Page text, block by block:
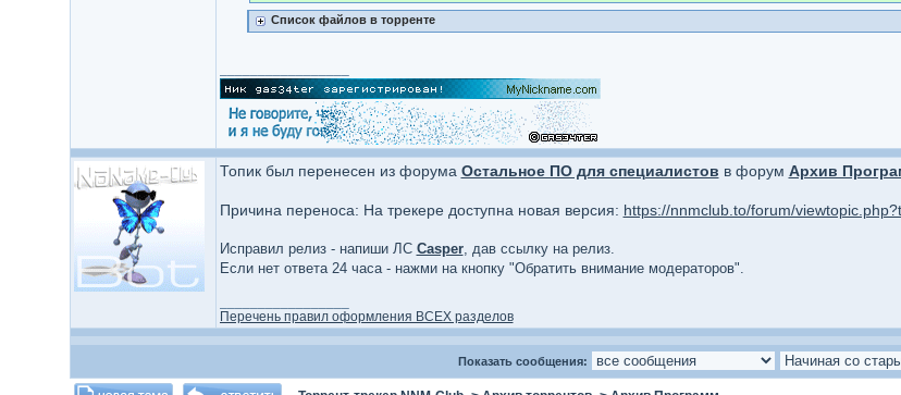
Список файлов в торренте
Топик был перенесен из форума Остальное ПО для специалистов в форум Архив
Причина переноса: На трекере доступна новая версия: https://nnmclub.to/forum/
Исправил релиз - напиши ЛС Casper, дав ссылку на релиз.
Если нет ответа 24 часа - нажми на кнопку "Обратить внимание модераторов".
Перечень правил оформления ВСЕХ разделов
Показать сообщения: